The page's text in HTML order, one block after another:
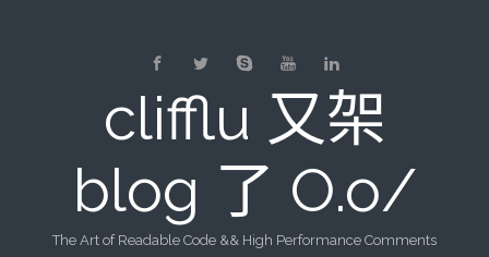
clifflu 又架
blog 了 O.o/
The Art of Readable Code && High Performance Comments